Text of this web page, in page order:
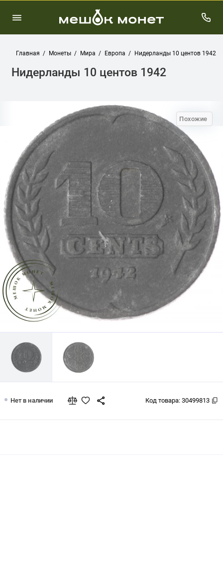
Главная Монеты Мира Европа Нидерланды 10 центов 1942
Нидерланды 10 центов 1942
Похожие
Нет в наличии Код товара: 30499813